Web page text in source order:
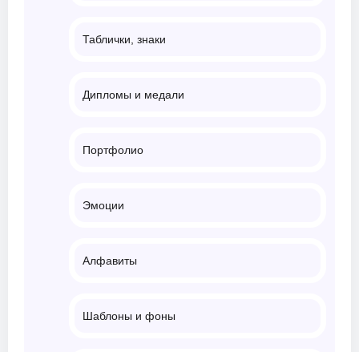
Таблички, знаки
Дипломы и медали
Портфолио
Эмоции
Алфавиты
Шаблоны и фоны